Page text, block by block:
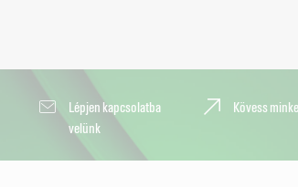
Lépjen kapcsolatba
velünk
Kövess